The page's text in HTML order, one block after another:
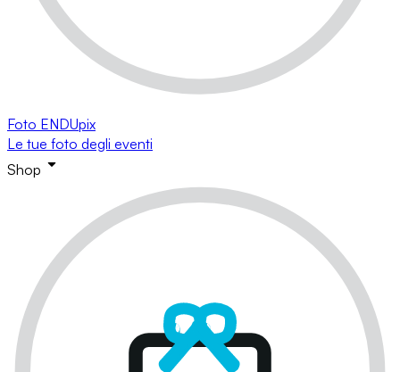
Foto ENDUpix
Le tue foto degli eventi
Shop